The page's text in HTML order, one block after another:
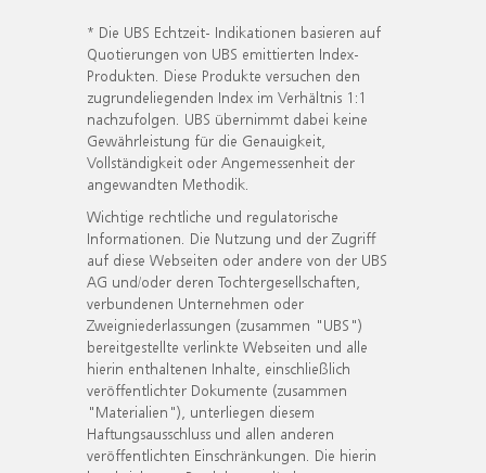
* Die UBS Echtzeit- Indikationen basieren auf
Quotierungen von UBS emittierten Index-
Produkten. Diese Produkte versuchen den
zugrundeliegenden Index im Verhältnis 1:1
nachzufolgen. UBS übernimmt dabei keine
Gewährleistung für die Genauigkeit,
Vollständigkeit oder Angemessenheit der
angewandten Methodik.
Wichtige rechtliche und regulatorische
Informationen. Die Nutzung und der Zugriff
auf diese Webseiten oder andere von der UBS
AG und/oder deren Tochtergesellschaften,
verbundenen Unternehmen oder
Zweigniederlassungen (zusammen "UBS")
bereitgestellte verlinkte Webseiten und alle
hierin enthaltenen Inhalte, einschließlich
veröffentlichter Dokumente (zusammen
"Materialien"), unterliegen diesem
Haftungsausschluss und allen anderen
veröffentlichten Einschränkungen. Die hierin